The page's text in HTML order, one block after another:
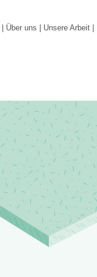
Über uns Unsere Arbeit